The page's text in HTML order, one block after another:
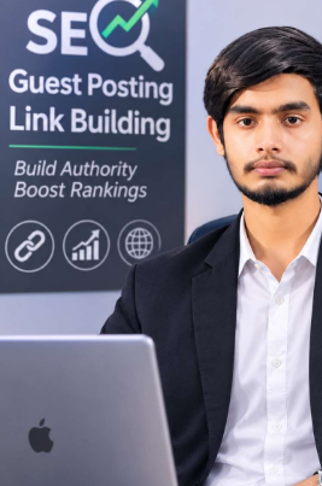
mạnh.
Lời khuyên ngắn gọn cho nhà đầu tư
động thanh khoản trên các sàn lớn
nên FOMO hoặc hoảng loạn bán tháo
Hãy đặt lệnh dừng lỗ hợp lý và chờ
trước khi vào lệnh mới.
#10btc #650kusd #chotloinganhan
#btcmempool